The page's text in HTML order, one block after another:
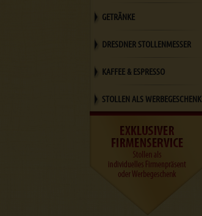
GETRÄNKE
DRESDNER STOLLENMESSER
KAFFEE & ESPRESSO
STOLLEN ALS WERBEGESCHENK